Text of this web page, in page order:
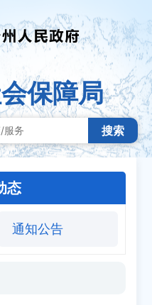
保障局
搜索
态
通知公告